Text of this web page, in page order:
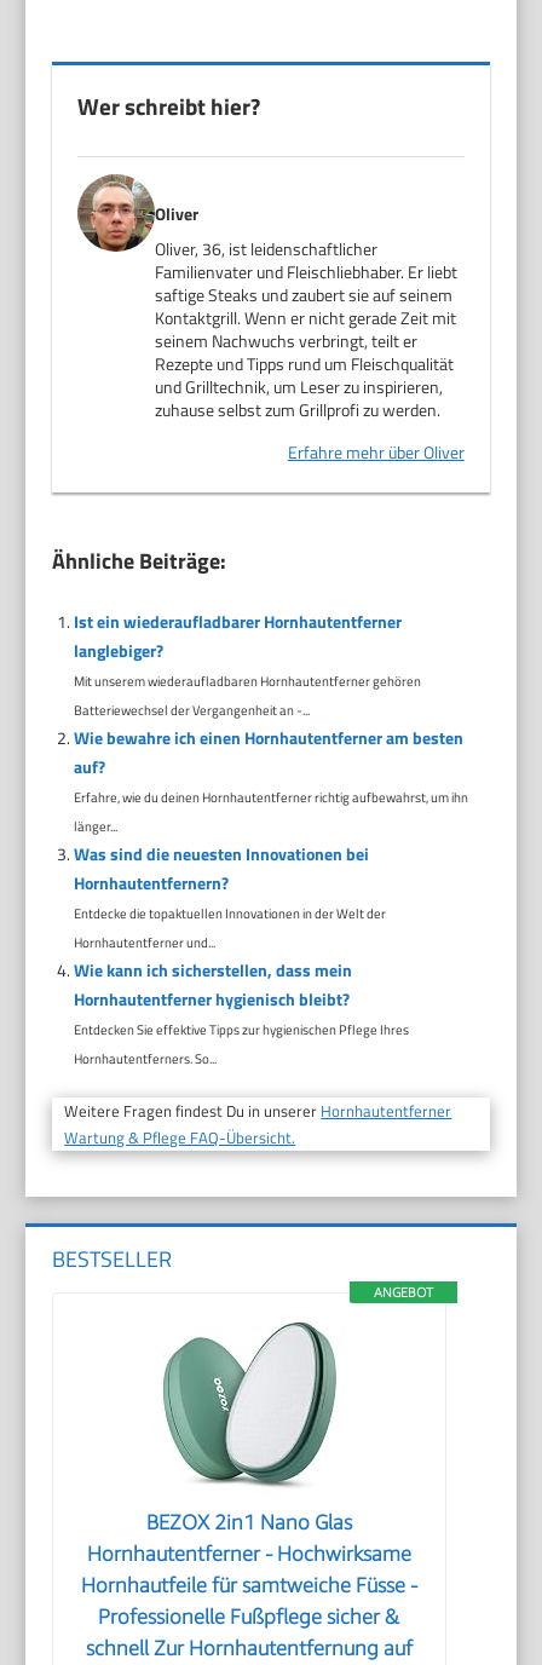
Wer schreibt hier?
Oliver
Oliver, 36, ist leidenschaftlicher
Familienvater und Fleischliebhaber. Er liebt
saftige Steaks und zaubert sie auf seinem
Kontaktgrill. Wenn er nicht gerade Zeit mit
seinem Nachwuchs verbringt, teilt er
Rezepte und Tipps rund um Fleischqualität
und Grilltechnik, um Leser zu inspirieren,
zuhause selbst zum Grillprofi zu werden.
Erfahre mehr über Oliver
Ähnliche Beiträge:
Ist ein wiederaufladbarer Hornhautentferner
langlebiger?
Mit unserem wiederaufladbaren Hornhautentferner gehören
Batteriewechsel der Vergangenheit an -...
Wie bewahre ich einen Hornhautentferner am besten
auf?
Erfahre, wie du deinen Hornhautentferner richtig aufbewahrst, um ihn
länger...
Was sind die neuesten Innovationen bei
Hornhautentfernern?
Entdecke die topaktuellen Innovationen in der Welt der
Hornhautentferner und...
Wie kann ich sicherstellen, dass mein
Hornhautentferner hygienisch bleibt?
Entdecken Sie effektive Tipps zur hygienischen Pflege Ihres
Hornhautentferners. So...
Weitere Fragen findest Du in unserer Hornhautentferner
Wartung & Pflege FAQ-Übersicht.
BESTSELLER
ANGEBOT
BEZOX 2in1 Nano Glas
Hornhautentferner - Hochwirksame
Hornhautfeile für samtweiche Füsse -
Professionelle Fußpflege sicher &
schnell Zur Hornhautentfernung auf